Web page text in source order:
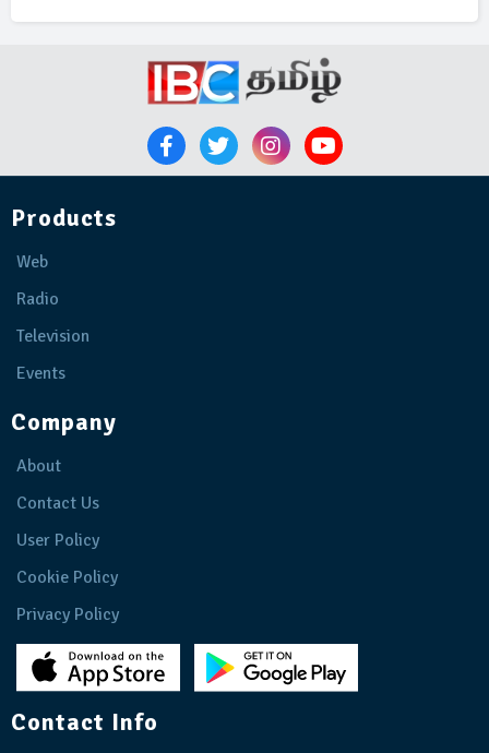
Products
Web
Radio
Television
Events
Company
About
Contact Us
User Policy
Cookie Policy
Privacy Policy
Contact Info